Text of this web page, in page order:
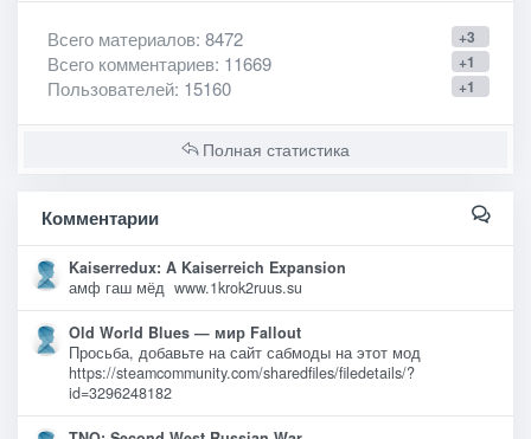
+3
Всего материалов: 8472
+1
Всего комментариев: 11669
+1
Пользователей: 15160
Полная статистика
Комментарии
Kaiserredux: A Kaiserreich Expansion
амф гаш мёд www.1krok2ruus.su
Old World Blues — мир Fallout
Просьба, добавьте на сайт сабмоды на этот мод
https://steamcommunity.com/sharedfiles/filedetails/?
id=3296248182